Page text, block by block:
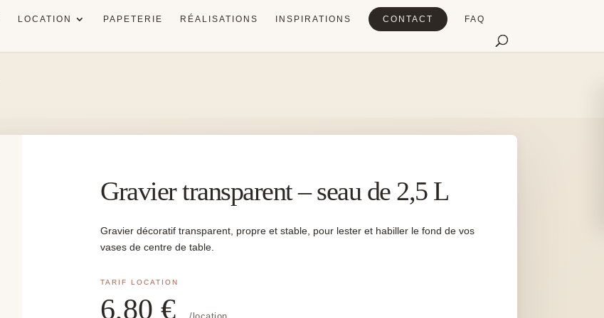
LOCATION PAPETERIE RÉALISATIONS INSPIRATIONS CONTACT FAQ
Gravier transparent – seau de 2,5 L
Gravier décoratif transparent, propre et stable, pour lester et habiller le fond de vos
vases de centre de table.
6,80€